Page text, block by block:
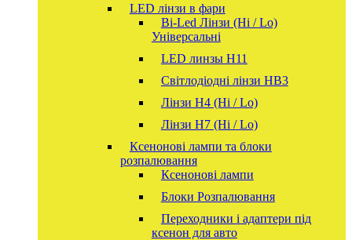
LED лінзи в фари
Bi-Led Лінзи (Hi / Lo)
Універсальні
LED линзы H11
Світлодіодні лінзи HB3
Лінзи Н4 (Hi / Lo)
Лінзи Н7 (Hi / Lo)
Ксенонові лампи та блоки
розпалювання
Ксенонові лампи
Блоки Розпалювання
Переходники і адаптери під
ксенон для авто